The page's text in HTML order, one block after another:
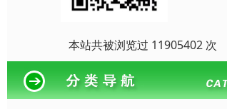
本站共被浏览过 11905402 次